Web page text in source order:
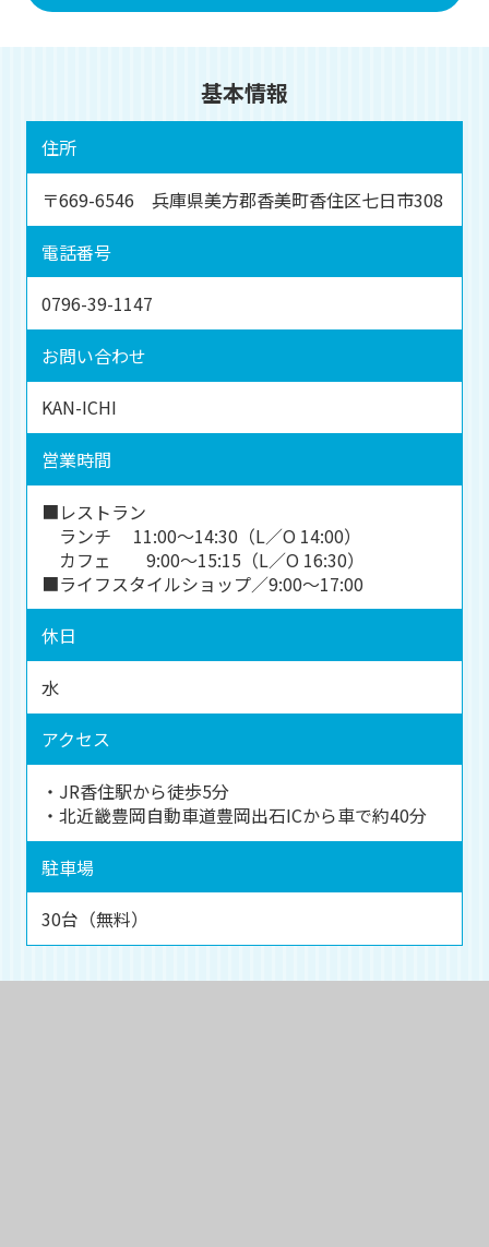
基本情報
住所
〒669-6546 兵庫県美方郡香美町香住区七日市308
電話番号
0796-39-1147
お問い合わせ
KAN-ICHI
営業時間
■レストラン
ランチ 11:00～14:30（L／O 14:00）
カフェ 9:00～15:15（L／O 16:30）
■ライフスタイルショップ／9:00～17:00
休日
水
アクセス
・JR香住駅から徒歩5分
・北近畿豊岡自動車道豊岡出石ICから車で約40分
駐車場
30台（無料）